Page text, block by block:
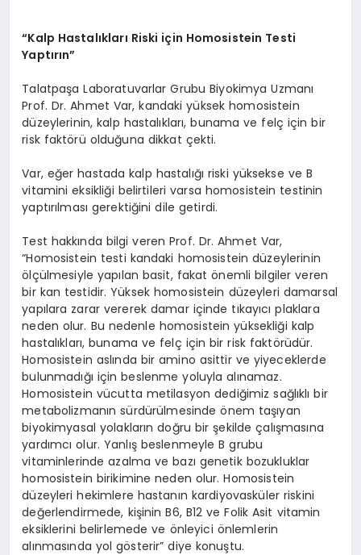
“Kalp Hastalıkları Riski için Homosistein Testi
Yaptırın”
Talatpaşa Laboratuvarlar Grubu Biyokimya Uzmanı
Prof. Dr. Ahmet Var, kandaki yüksek homosistein
düzeylerinin, kalp hastalıkları, bunama ve felç için bir
risk faktörü olduğuna dikkat çekti.
Var, eğer hastada kalp hastalığı riski yüksekse ve B
vitamini eksikliği belirtileri varsa homosistein testinin
yaptırılması gerektiğini dile getirdi.
Test hakkında bilgi veren Prof. Dr. Ahmet Var,
“Homosistein testi kandaki homosistein düzeylerinin
ölçülmesiyle yapılan basit, fakat önemli bilgiler veren
bir kan testidir. Yüksek homosistein düzeyleri damarsal
yapılara zarar vererek damar içinde tıkayıcı plaklara
neden olur. Bu nedenle homosistein yüksekliği kalp
hastalıkları, bunama ve felç için bir risk faktörüdür.
Homosistein aslında bir amino asittir ve yiyeceklerde
bulunmadığı için beslenme yoluyla alınamaz.
Homosistein vücutta metilasyon dediğimiz sağlıklı bir
metabolizmanın sürdürülmesinde önem taşıyan
biyokimyasal yolakların doğru bir şekilde çalışmasına
yardımcı olur. Yanlış beslenmeyle B grubu
vitaminlerinde azalma ve bazı genetik bozukluklar
homosistein birikimine neden olur. Homosistein
düzeyleri hekimlere hastanın kardiyovasküler riskini
değerlendirmede, kişinin B6, B12 ve Folik Asit vitamin
eksiklerini belirlemede ve önleyici önlemlerin
alınmasında yol gösterir” diye konuştu.